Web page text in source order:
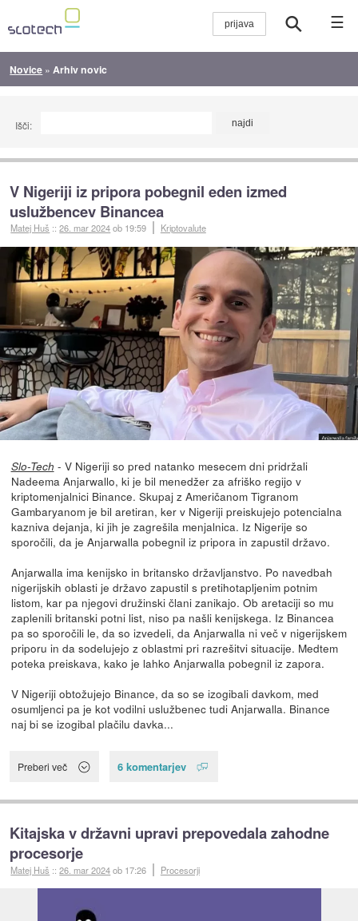
☰
Novice » Arhiv novic
Išči:
V Nigeriji iz pripora pobegnil eden izmed
uslužbencev Binancea
Matej Huš ::26. mar 2024ob 19:59 Kriptovalute
Slo-Tech - V Nigeriji so pred natanko mesecem dni pridržali
Nadeema Anjarwallo, ki je bil menedžer za afriško regijo v
kriptomenjalnici Binance. Skupaj z Američanom Tigranom
Gambaryanom je bil aretiran, ker v Nigeriji preiskujejo potencialna
kazniva dejanja, ki jih je zagrešila menjalnica. Iz Nigerije so
sporočili, da je Anjarwalla pobegnil iz pripora in zapustil državo.
Anjarwalla ima kenijsko in britansko državljanstvo. Po navedbah
nigerijskih oblasti je državo zapustil s pretihotapljenim potnim
listom, kar pa njegovi družinski člani zanikajo. Ob aretaciji so mu
zaplenili britanski potni list, niso pa našli kenijskega. Iz Binancea
pa so sporočili le, da so izvedeli, da Anjarwalla ni več v nigerijskem
priporu in da sodelujejo z oblastmi pri razrešitvi situacije. Medtem
poteka preiskava, kako je lahko Anjarwalla pobegnil iz zapora.
V Nigeriji obtožujejo Binance, da so se izogibali davkom, med
osumljenci pa je kot vodilni uslužbenec tudi Anjarwalla. Binance
naj bi se izogibal plačilu davka...
Preberi več 6 komentarjev
Kitajska v državni upravi prepovedala zahodne
procesorje
Matej Huš ::26. mar 2024ob 17:26 Procesorji